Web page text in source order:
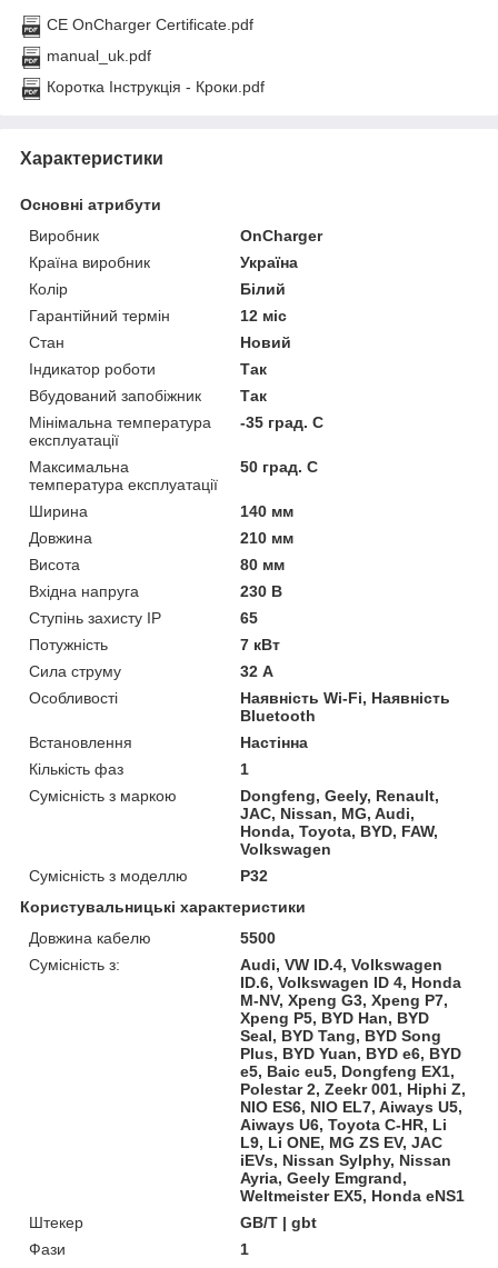
CE OnCharger Certificate.pdf
manual_uk.pdf
Коротка Інструкція - Кроки.pdf
Характеристики
Основні атрибути
Виробник
OnCharger
Країна виробник
Україна
Колір
Білий
Гарантійний термін
12 міс
Стан
Новий
Індикатор роботи
Так
Вбудований запобіжник
Так
Мінімальна температура
експлуатації
-35 град. C
Максимальна
температура експлуатації
50 град. C
Ширина
140 мм
Довжина
210 мм
Висота
80 мм
Вхідна напруга
230 В
Ступінь захисту IP
65
Потужність
7 кВт
Сила струму
32 А
Особливості
Наявність Wi-Fi, Наявність
Bluetooth
Встановлення
Настінна
Кількість фаз
1
Сумісність з маркою
Dongfeng, Geely, Renault,
JAC, Nissan, MG, Audi,
Honda, Toyota, BYD, FAW,
Volkswagen
Сумісність з моделлю
P32
Користувальницькі характеристики
Довжина кабелю
5500
Сумісність з:
Audi, VW ID.4, Volkswagen
ID.6, Volkswagen ID 4, Honda
M-NV, Xpeng G3, Xpeng P7,
Xpeng P5, BYD Han, BYD
Seal, BYD Tang, BYD Song
Plus, BYD Yuan, BYD e6, BYD
e5, Baic eu5, Dongfeng EX1,
Polestar 2, Zeekr 001, Hiphi Z,
NIO ES6, NIO EL7, Aiways U5,
Aiways U6, Toyota C-HR, Li
L9, Li ONE, MG ZS EV, JAC
iEVs, Nissan Sylphy, Nissan
Ayria, Geely Emgrand,
Weltmeister EX5, Honda eNS1
Штекер
GB/T | gbt
Фази
1